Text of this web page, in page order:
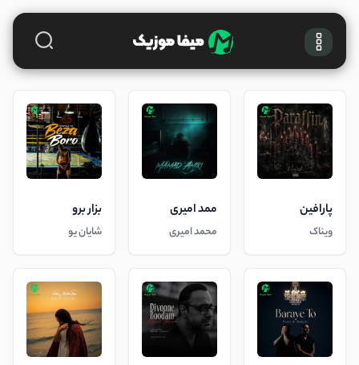
پارافین
ویناک
ممد امیری
محمد امیری
بزار برو
شایان یو